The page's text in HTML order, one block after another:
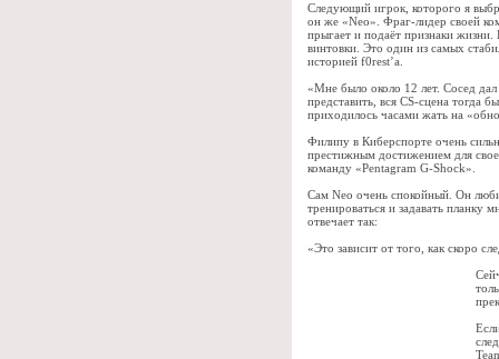
Следующий игрок, которого я
он же «Neo». Фраг-лидер своей
прыгает и подаёт признаки жизни.
винтовки. Это один из самых
историей f0rest’a.
«Мне было около 12 лет. Сосед
представить, вся CS-сцена тогда
приходилось часами жать на
Филипу в Киберспорте очень
престижным достижением для
команду «Pentagram G-Shock».
Сам Neo очень спокойный. Он
тренироваться и задавать планку
отвечает так:
«Это зависит от того, как скоро